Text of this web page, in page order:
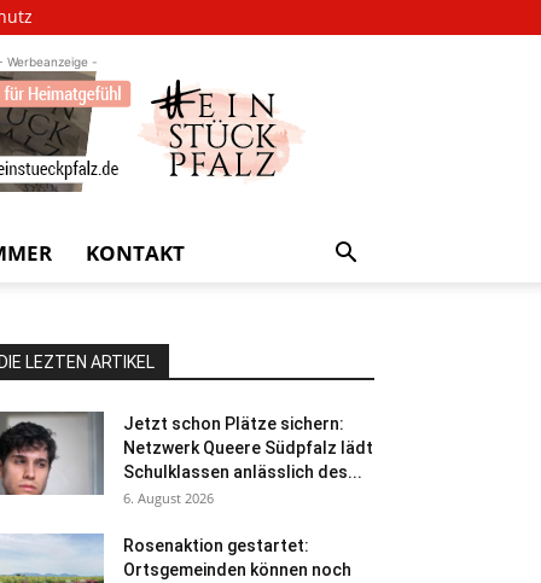
Werbeanzeige -
KONTAKT
DIE LEZTEN ARTIKEL
Jetzt schon Plätze sichern:
Netzwerk Queere Südpfalz lädt
Schulklassen anlässlich des...
6. August 2026
Rosenaktion gestartet:
Ortsgemeinden können noch